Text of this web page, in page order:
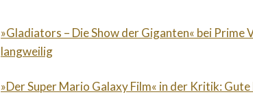
»Gladiators – Die Show der Giganten« bei Prime
langweilig
»Der Super Mario Galaxy Film« in der Kritik: